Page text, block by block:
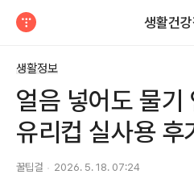
생활건
생활정보
얼음 넣어도 물기
유리컵 실사용 후
꿀팁걸 2026. 5. 18. 07:24